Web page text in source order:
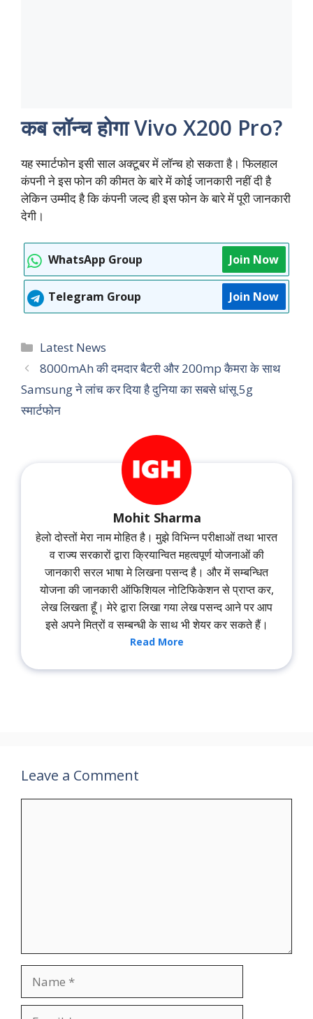
कब लॉन्च होगा Vivo X200 Pro?
यह स्मार्टफोन इसी साल अक्टूबर में लॉन्च हो सकता है। फिलहाल
कंपनी ने इस फोन की कीमत के बारे में कोई जानकारी नहीं दी है
लेकिन उम्मीद है कि कंपनी जल्द ही इस फोन के बारे में पूरी जानकारी
देगी।
WhatsApp Group Join Now
Telegram Group Join Now
Categories
Latest News
8000mAh की दमदार बैटरी और 200mp कैमरा के साथ
Samsung ने लांच कर दिया है दुनिया का सबसे धांसू 5g
स्मार्टफोन
Mohit Sharma
हेलो दोस्तों मेरा नाम मोहित है। मुझे विभिन्न परीक्षाओं तथा भारत
व राज्य सरकारों द्वारा क्रियान्वित महत्वपूर्ण योजनाओं की
जानकारी सरल भाषा मे लिखना पसन्द है। और में सम्बन्धित
योजना की जानकारी ऑफिशियल नोटिफिकेशन से प्राप्त कर,
लेख लिखता हूँ। मेरे द्वारा लिखा गया लेख पसन्द आने पर आप
इसे अपने मित्रों व सम्बन्धी के साथ भी शेयर कर सकते हैं।
Read More
Leave a Comment